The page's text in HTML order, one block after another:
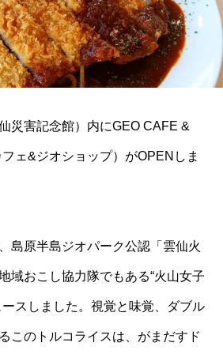
災害記念館）内にGEO CAFE &
ェ&ジオショップ）がOPENしま
島原半島ジオパーク公認「雲仙火
域おこし協力隊でもある“火山女子
ースしました。視覚と味覚、ダブル
このトルコライスは、がまだすド